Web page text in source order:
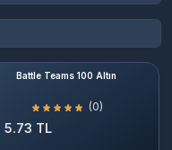
Battle Teams 100 Altın
(0)
5.73 TL